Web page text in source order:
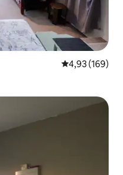
Évaluation
4,93 (169)